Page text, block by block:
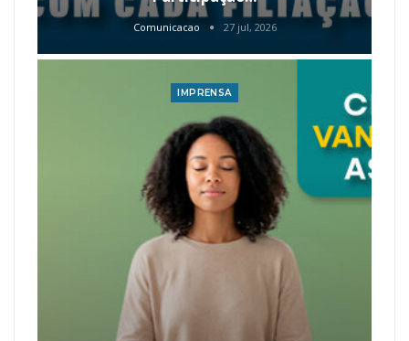
Comunicacao 27 jul, 2026
IMPRENSA